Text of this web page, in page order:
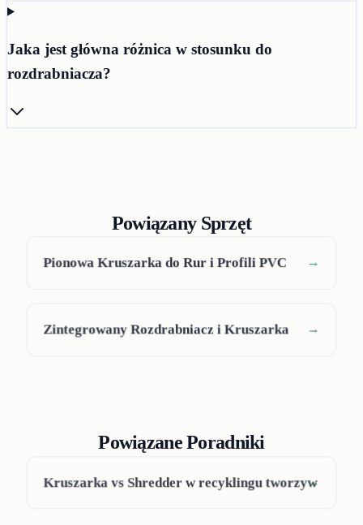
Jaka jest główna różnica w stosunku do
rozdrabniacza?
Powiązany Sprzęt
Pionowa Kruszarka do Rur i Profili PVC →
Zintegrowany Rozdrabniacz i Kruszarka →
Powiązane Poradniki
Kruszarka vs Shredder w recyklingu tworzyw
→